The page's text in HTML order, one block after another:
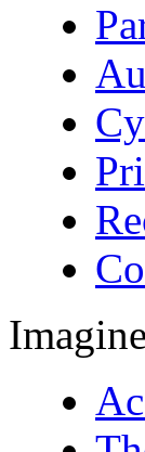
Imagine